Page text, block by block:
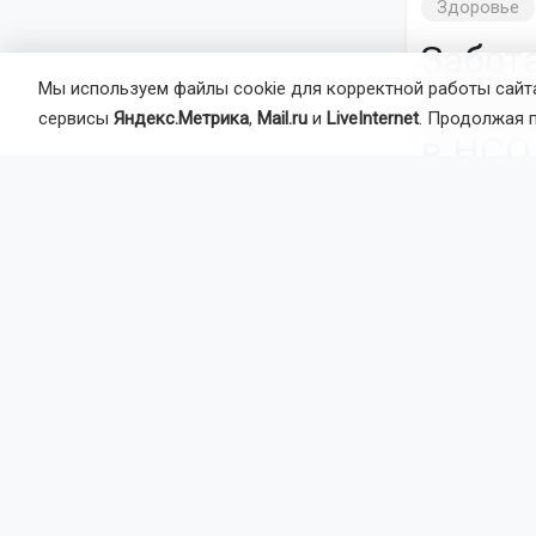
Здоровье
Мы используем файлы cookie для корректной работы
сервисы Яндекс.Метрика, Mail.ru и LiveInternet. Продолжая